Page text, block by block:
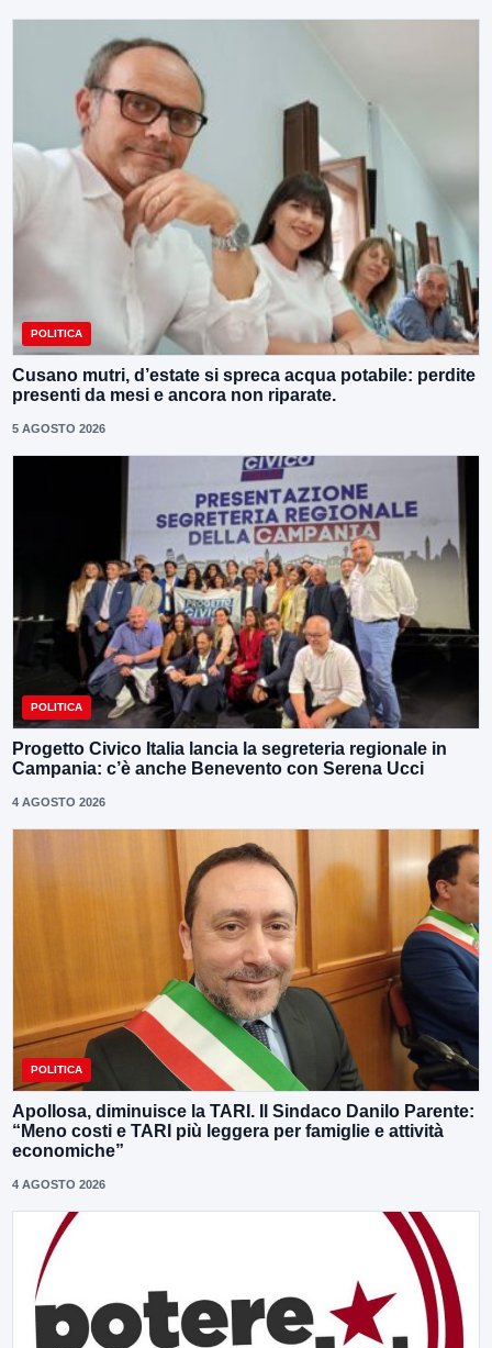
POLITICA
Cusano mutri, d’estate si spreca acqua potabile: perdite
presenti da mesi e ancora non riparate.
5 AGOSTO 2026
POLITICA
Progetto Civico Italia lancia la segreteria regionale in
Campania: c’è anche Benevento con Serena Ucci
4 AGOSTO 2026
POLITICA
Apollosa, diminuisce la TARI. Il Sindaco Danilo Parente:
“Meno costi e TARI più leggera per famiglie e attività
economiche”
4 AGOSTO 2026